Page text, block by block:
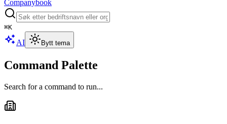
Companybook
⌘K
AI Bytt tema
Command Palette
Search for a command to run...